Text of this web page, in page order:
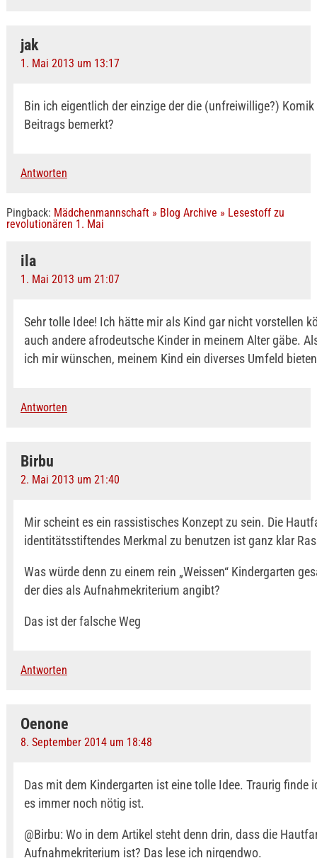
jak
1. Mai 2013 um 13:17
Bin ich eigentlich der einzige der die (unfreiwillige?) Komik
Beitrags bemerkt?
Antworten
Pingback: Mädchenmannschaft » Blog Archive » Lesestoff zu
revolutionären 1. Mai
ila
1. Mai 2013 um 21:07
Sehr tolle Idee! Ich hätte mir als Kind gar nicht vorstellen
auch andere afrodeutsche Kinder in meinem Alter gäbe.
ich mir wünschen, meinem Kind ein diverses Umfeld
Antworten
Birbu
2. Mai 2013 um 21:40
Mir scheint es ein rassistisches Konzept zu sein. Die
identitätsstiftendes Merkmal zu benutzen ist ganz klar
Was würde denn zu einem rein „Weissen“ Kindergarten
der dies als Aufnahmekriterium angibt?
Das ist der falsche Weg
Antworten
Oenone
8. September 2014 um 18:48
Das mit dem Kindergarten ist eine tolle Idee. Traurig finde
es immer noch nötig ist.
@Birbu: Wo in dem Artikel steht denn drin, dass die
Aufnahmekriterium ist? Das lese ich nirgendwo.